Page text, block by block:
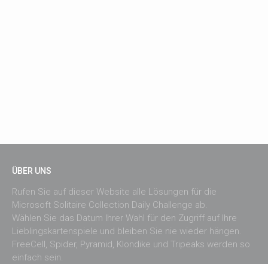
ÜBER UNS
Rufen Sie auf dieser Website alle Lösungen für die
Microsoft Solitaire Collection Daily Challenge ab.
Wählen Sie das Datum Ihrer Wahl für den Zugriff auf Ihre
Lieblingskartenspiele und bleiben Sie nie wieder hängen.
FreeCell, Spider, Pyramid, Klondike und Tripeaks werden so
einfach sein.